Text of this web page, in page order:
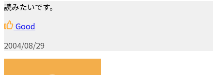
読みたいです。
Good
2004/08/29